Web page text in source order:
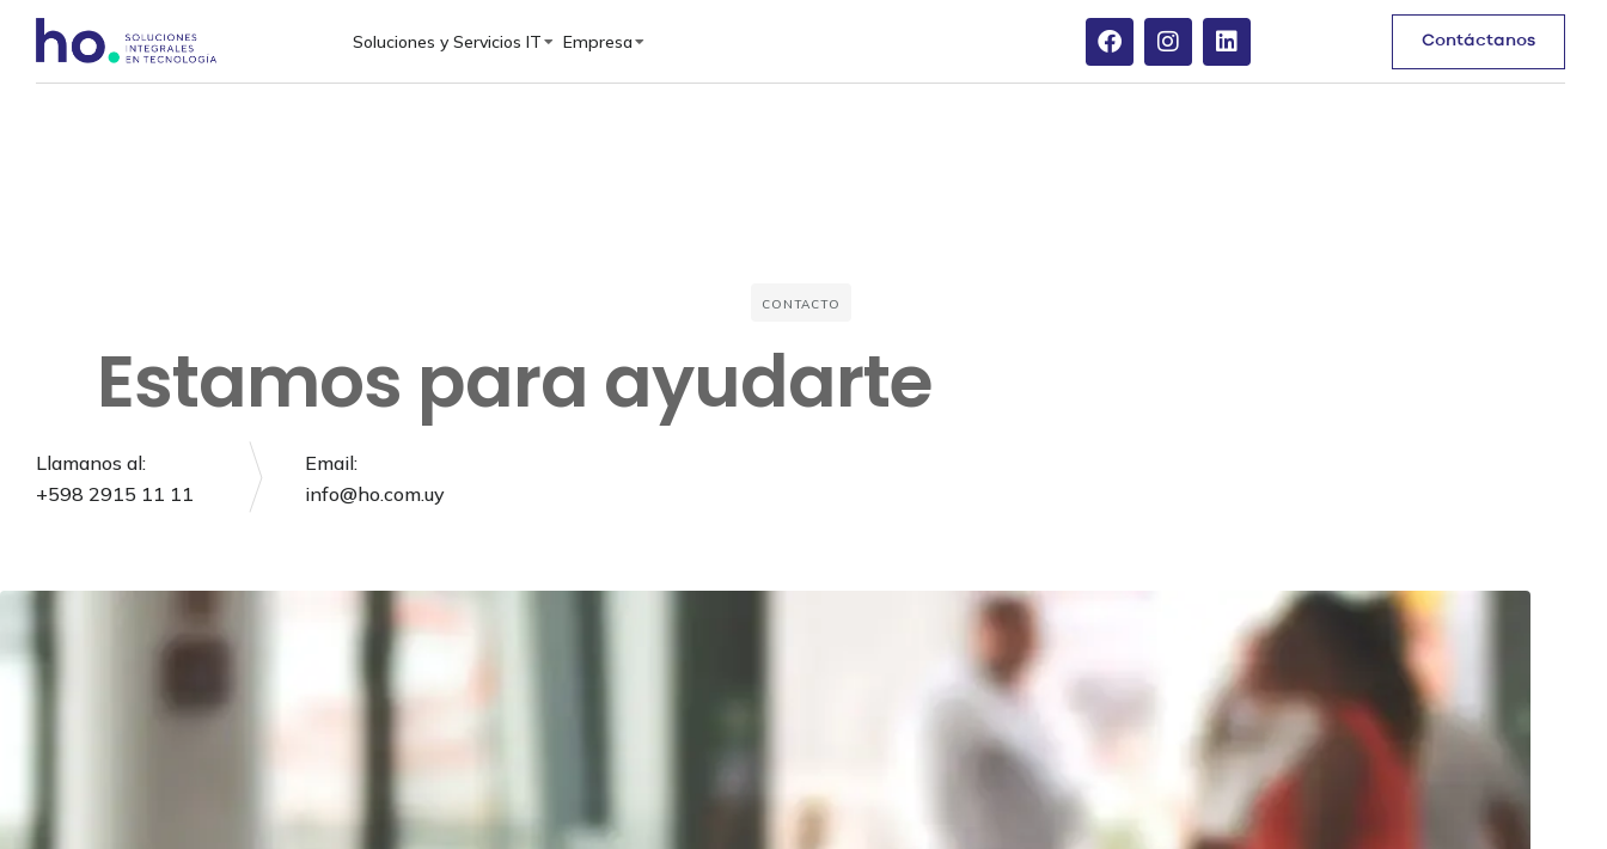
Soluciones y Servicios IT Empresa Contáctanos
CONTACTO
Estamos para ayudarte
Llamanos al:
+598 2915 11 11
Email:
info@ho.com.uy